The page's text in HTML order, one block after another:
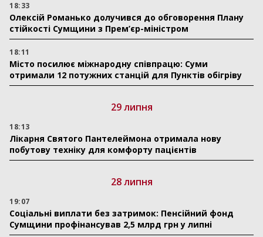
18:33
Олексій Романько долучився до обговорення Плану
стійкості Сумщини з Прем’єр-міністром
18:11
Місто посилює міжнародну співпрацю: Суми
отримали 12 потужних станцій для Пунктів обігріву
29 липня
18:13
Лікарня Святого Пантелеймона отримала нову
побутову техніку для комфорту пацієнтів
28 липня
19:07
Соціальні виплати без затримок: Пенсійний фонд
Сумщини профінансував 2,5 млрд грн у липні